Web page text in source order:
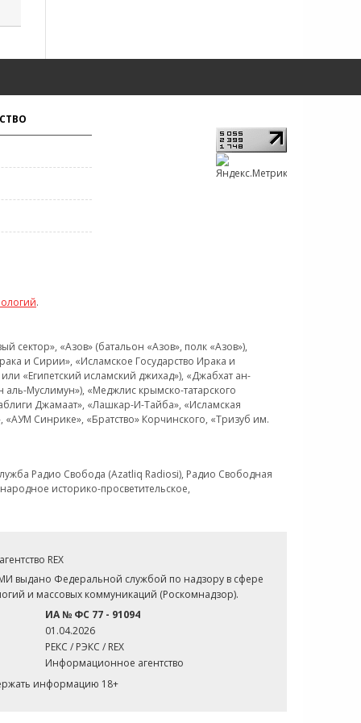
.
«Азов» (батальон «Азов», полк «Азов»),
и Сирии», «Исламское Государство Ирака и
«Египетский исламский джихад»), «Джабхат ан-
Муслимун»), «Меджлис крымско-татарского
Джамаат», «Лашкар-И-Тайба», «Исламская
Синрике», «Братство» Корчинского, «Тризуб им.
Радио Свобода (Azatliq Radiosi), Радио Свободная
историко-просветительское,
REX
выдано Федеральной службой по надзору в сфере
и массовых коммуникаций (Роскомнадзор).
ИА № ФС 77 - 91094
01.04.2026
РЕКС / РЭКС / REX
Информационное агентство
информацию 18+